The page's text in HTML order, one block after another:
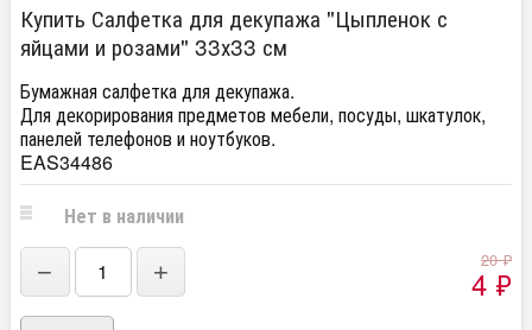
Купить Салфетка для декупажа "Цыпленок с
яйцами и розами" 33х33 см
Бумажная салфетка для декупажа.
Для декорирования предметов мебели, посуды, шкатулок,
панелей телефонов и ноутбуков.
EAS34486
Нет в наличии
− + 20₽
4 ₽